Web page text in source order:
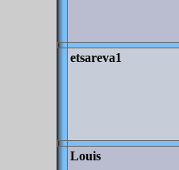
etsareva1
Louis